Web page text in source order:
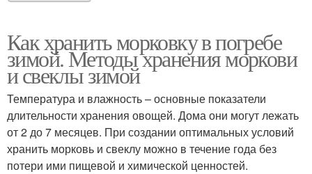
Как хранить морковку в погребе
зимой. Методы хранения моркови
и свеклы зимой
Температура и влажность – основные показатели
длительности хранения овощей. Дома они могут лежать
от 2 до 7 месяцев. При создании оптимальных условий
хранить морковь и свеклу можно в течение года без
потери ими пищевой и химической ценностей.